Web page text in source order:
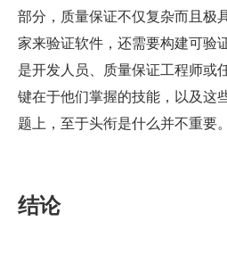
部分，质量保证不仅复杂而且极
家来验证软件，还需要构建可验
是开发人员、质量保证工程师或
键在于他们掌握的技能，以及这
题上，至于头衔是什么并不重要。
结论